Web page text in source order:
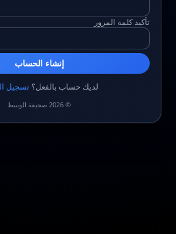
تأكيد كلمة المرور
إنشاء الحساب
لديك حساب بالفعل؟تسجيل
© 2026 صحيفة الوسط